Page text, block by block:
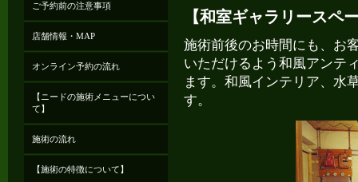
【和室ギャラリースペ
施術前後のお時間にも、お
いただけるよう和風アンテ
ます。和風インテリア、水
す。
ご予約前の注意事項
店舗情報・MAP
オンライン予約の流れ
【ニードの施術メニューについ
て】
施術の流れ
【施術の特徴について】